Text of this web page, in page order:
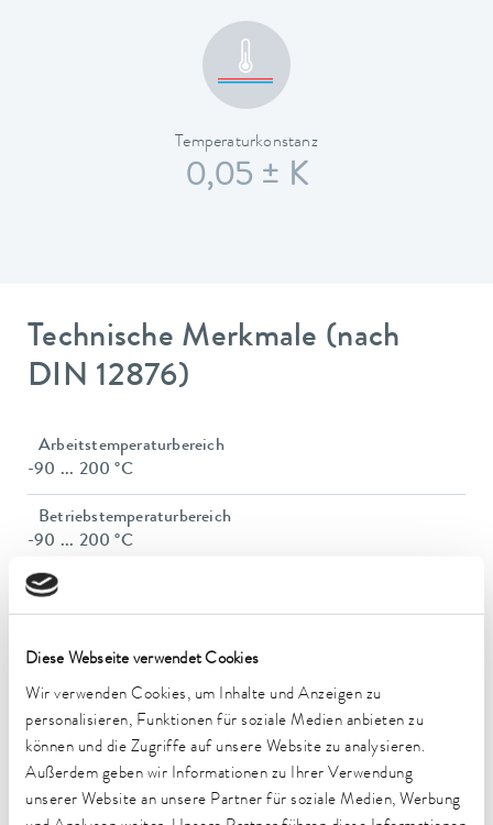
Diese Webseite verwendet Cookies
Wir verwenden Cookies, um Inhalte und Anzeigen zu
personalisieren, Funktionen für soziale Medien anbieten zu
können und die Zugriffe auf unsere Website zu analysieren.
Außerdem geben wir Informationen zu Ihrer Verwendung
unserer Website an unsere Partner für soziale Medien, Werbung
Temperaturkonstanz
0,05 ± K
Technische Merkmale (nach
DIN 12876)
Arbeitstemperaturbereich
-90 ... 200 °C
Betriebstemperaturbereich
-90 ... 200 °C
Umgebungstemperaturbereich
5 ... 40 °C
Temperaturkonstanz
0,05 ± K
Heizleistung max.
2,3 kW
Leistungsaufnahme max.